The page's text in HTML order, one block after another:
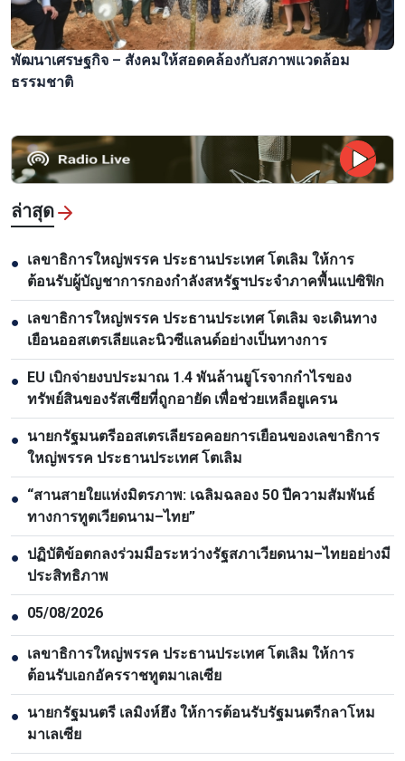
พัฒนาเศรษฐกิจ – สังคมให้สอดคล้องกับสภาพแวดล้อม
ธรรมชาติ
ล่าสุด
● เลขาธิการใหญ่พรรค ประธานประเทศ โตเลิม ให้การ
ต้อนรับผู้บัญชาการกองกำลังสหรัฐฯประจำภาคพื้นแปซิฟิก
● เลขาธิการใหญ่พรรค ประธานประเทศ โตเลิม จะเดินทาง
เยือนออสเตรเลียและนิวซีแลนด์อย่างเป็นทางการ
● EU เบิกจ่ายงบประมาณ 1.4 พันล้านยูโรจากกำไรของ
ทรัพย์สินของรัสเซียที่ถูกอายัด เพื่อช่วยเหลือยูเครน
● นายกรัฐมนตรีออสเตรเลียรอคอยการเยือนของเลขาธิการ
ใหญ่พรรค ประธานประเทศ โตเลิม
● “สานสายใยแห่งมิตรภาพ: เฉลิมฉลอง 50 ปีความสัมพันธ์
ทางการทูตเวียดนาม–ไทย”
● ปฏิบัติข้อตกลงร่วมมือระหว่างรัฐสภาเวียดนาม–ไทยอย่างมี
ประสิทธิภาพ
● 05/08/2026
● เลขาธิการใหญ่พรรค ประธานประเทศ โตเลิม ให้การ
ต้อนรับเอกอัครราชทูตมาเลเซีย
● นายกรัฐมนตรี เลมิงห์ฮึง ให้การต้อนรับรัฐมนตรีกลาโหม
มาเลเซีย